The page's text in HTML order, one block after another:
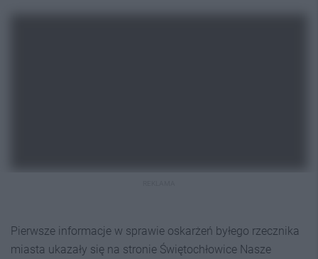
Pierwsze informacje w sprawie oskarżeń byłego rzecznika
miasta ukazały się na stronie Świętochłowice Nasze